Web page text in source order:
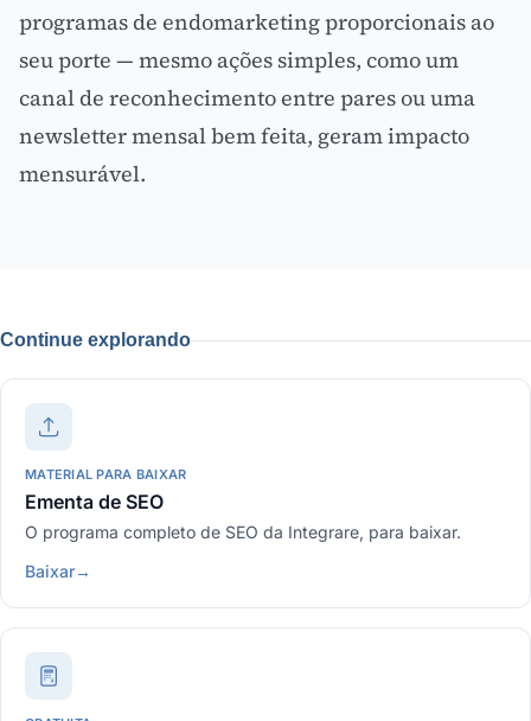
programas de endomarketing proporcionais ao
seu porte — mesmo ações simples, como um
canal de reconhecimento entre pares ou uma
newslettermensal bem feita, geram impacto
mensurável.
Continue explorando
MATERIAL PARA BAIXAR
Ementa de SEO
O programa completo de SEO da Integrare, para baixar.
Baixar→